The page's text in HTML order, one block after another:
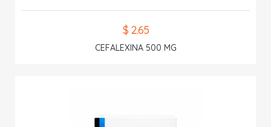
$ 2.65
CEFALEXINA 500 MG